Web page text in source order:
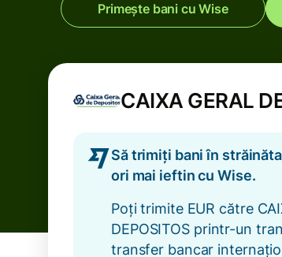
Primește bani cu Wise
CAIXA GERAL
Să trimiți bani în
ori mai ieftin cu Wise.
Poți trimite EUR către
DEPOSITOS printr-un
transfer bancar